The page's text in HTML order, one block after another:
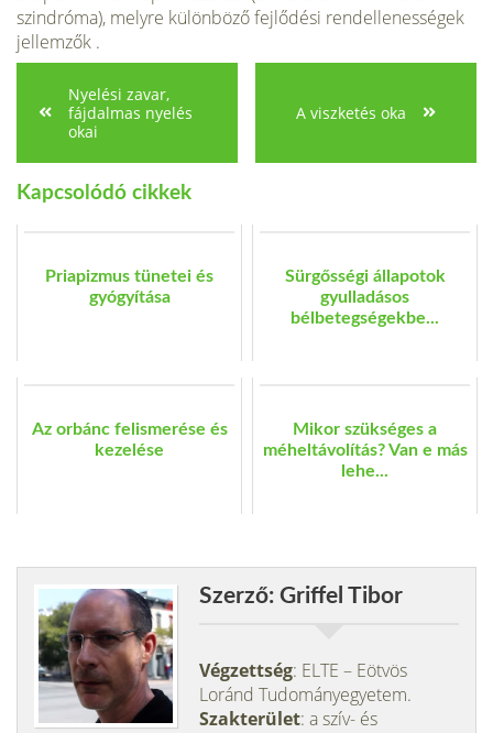
szindróma), melyre különböző fejlődési rendellenességek
jellemzők .
Nyelési zavar,
fájdalmas nyelés
okai
A viszketés oka
Kapcsolódó cikkek
Priapizmus tünetei és
gyógyítása
Sürgősségi állapotok
gyulladásos
bélbetegségekbe...
Az orbánc felismerése és
kezelése
Mikor szükséges a
méheltávolítás? Van e más
lehe...
Szerző: Griffel Tibor
Végzettség: ELTE – Eötvös
Loránd Tudományegyetem.
Szakterület: a szív- és